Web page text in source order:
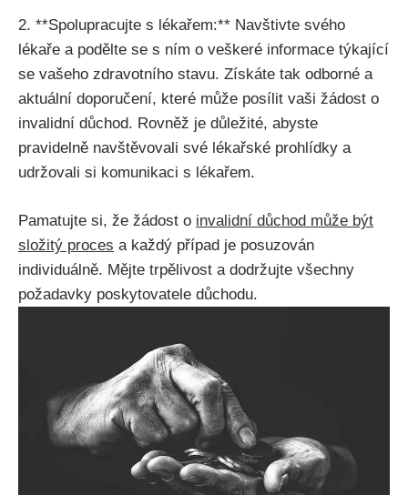
2. **Spolupracujte s lékařem:** Navštivte svého
lékaře a podělte se s ním o veškeré informace týkající
se vašeho zdravotního stavu. Získáte tak odborné a
aktuální doporučení, které může posílit vaši žádost o
invalidní důchod. Rovněž je důležité, abyste
pravidelně navštěvovali své lékařské prohlídky a
udržovali si komunikaci s lékařem.
Pamatujte si, že žádost o invalidní důchod může být
složitý proces a každý případ je posuzován
individuálně. Mějte trpělivost a dodržujte všechny
požadavky poskytovatele důchodu.